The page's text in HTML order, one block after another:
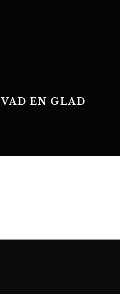
EN GLAD